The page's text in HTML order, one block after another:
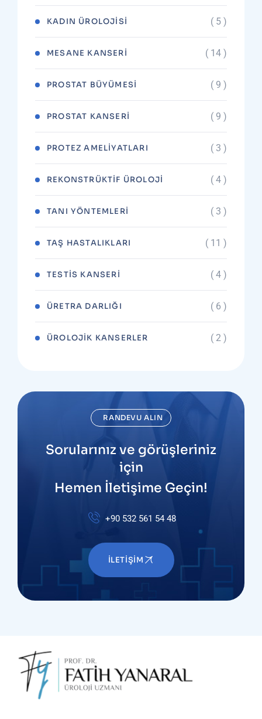
KADIN ÜROLOJISI ( 5 )
MESANE KANSERI ( 14 )
PROSTAT BÜYÜMESI ( 9 )
PROSTAT KANSERI ( 9 )
PROTEZ AMELIYATLARI ( 3 )
REKONSTRÜKTIF ÜROLOJI ( 4 )
TANI YÖNTEMLERI ( 3 )
TAŞ HASTALIKLARI ( 11 )
TESTIS KANSERI ( 4 )
ÜRETRA DARLIĞI ( 6 )
ÜROLOJIK KANSERLER ( 2 )
RANDEVU ALIN
Sorularınız ve görüşleriniz
için
Hemen İletişime Geçin!
+90 532 561 54 48
İLETIŞIM